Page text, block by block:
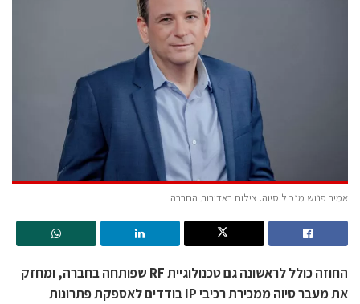
אמיר פנוש מנכ'ל סיוה. צילום באדיבות החברה
החוזה כולל לראשונה גם טכנולוגיית RF שפותחה בחברה, ומחזק
את מעבר סיוה ממכירת רכיבי IP בודדים לאספקת פתרונות